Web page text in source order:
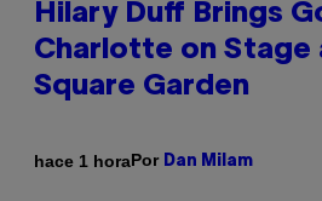
Hilary Duff Brings
Charlotte on Stage
Square Garden
hace 1 horaPor Dan Milam